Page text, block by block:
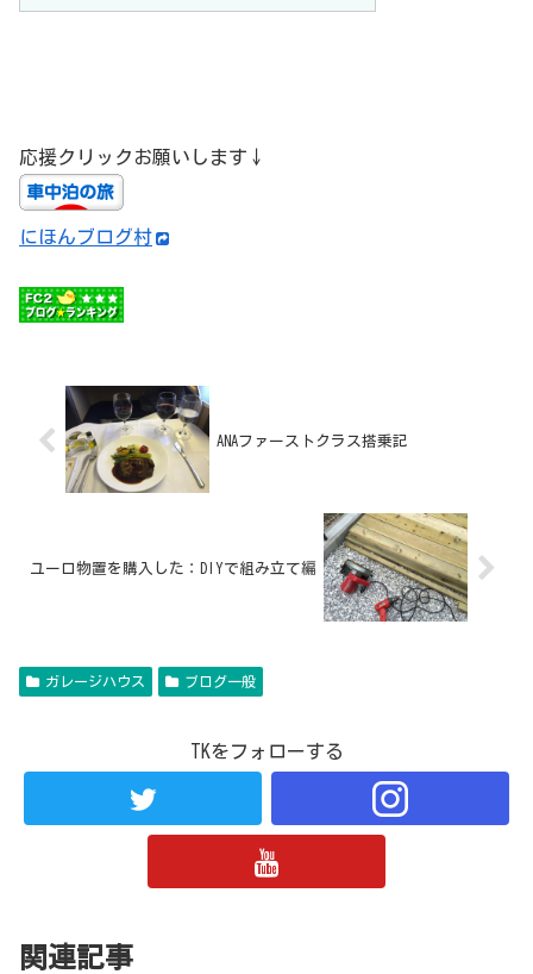
応援クリックお願いします↓
にほんブログ村
ANAファーストクラス搭乗記
ユーロ物置を購入した：DIYで組み立て編
ガレージハウス ブログ一般
TKをフォローする
関連記事